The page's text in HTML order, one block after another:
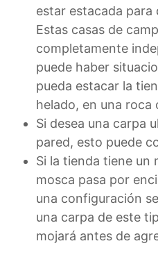
estar estacada para
Estas casas de
completamente
puede haber
pueda estacar la
helado, en una roca
Si desea una carpa
pared, esto puede
Si la tienda tiene un
mosca pasa por
una configuración
una carpa de este
mojará antes de